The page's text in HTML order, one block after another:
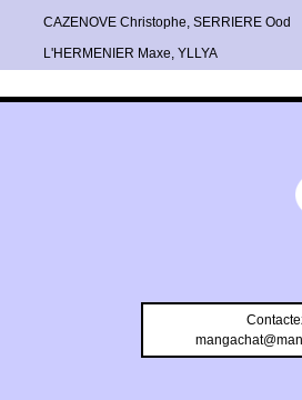
CAZENOVE Christophe SERRIERE Ood
L'HERMENIER Maxe YLLYA